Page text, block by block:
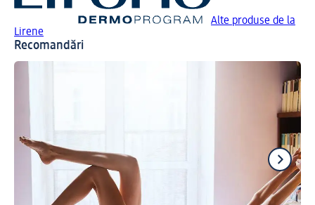
Alte produse de la
Lirene
Recomandări